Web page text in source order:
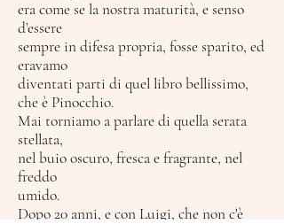
era come se la nostra maturità, e senso
d’essere
sempre in difesa propria, fosse sparito, ed
eravamo
diventati parti di quel libro bellissimo,
che è Pinocchio.
Mai torniamo a parlare di quella serata
stellata,
nel buio oscuro, fresca e fragrante, nel
freddo
umido.
Dopo 20 anni, e con Luigi, che non c'è